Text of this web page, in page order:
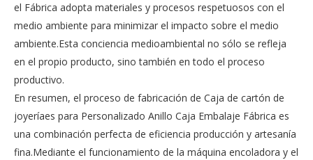
el Fábrica adopta materiales y procesos respetuosos con el
medio ambiente para minimizar el impacto sobre el medio
ambiente.Esta conciencia medioambiental no sólo se refleja
en el propio producto, sino también en todo el proceso
productivo.
En resumen, el proceso de fabricación de Caja de cartón de
joyeríaes para Personalizado Anillo Caja Embalaje Fábrica es
una combinación perfecta de eficiencia producción y artesanía
fina.Mediante el funcionamiento de la máquina encoladora y el